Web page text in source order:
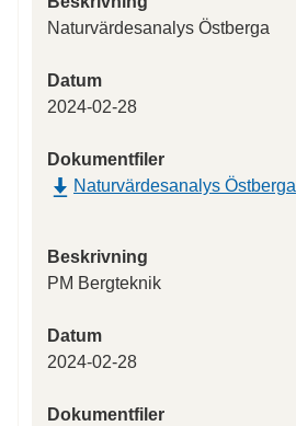
Naturvärdesanalys Östberga
Datum
2024-02-28
Dokumentfiler
Naturvärdesanalys Östberga
Beskrivning
PM Bergteknik
Datum
2024-02-28
Dokumentfiler